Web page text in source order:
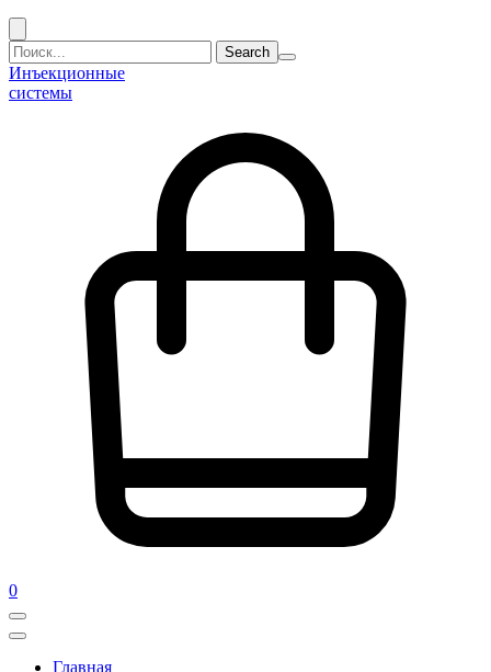
Поиск...
Инъекционные
системы
0
Главная